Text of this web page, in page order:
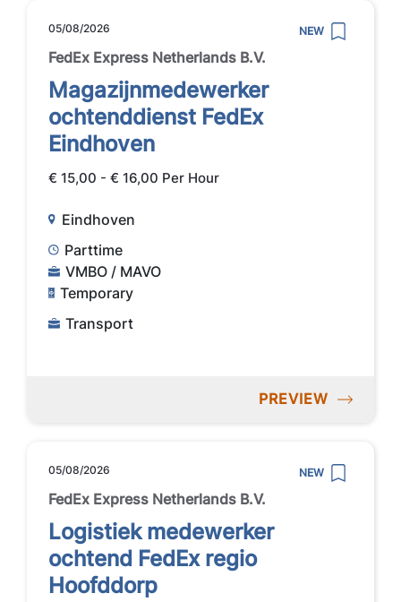
05/08/2026 NEW
FedEx Express Netherlands B.V.
Magazijnmedewerker
ochtenddienst FedEx
Eindhoven
€ 15,00 - € 16,00 Per Hour
Eindhoven
Parttime
VMBO / MAVO
Temporary
Transport
PREVIEW
05/08/2026 NEW
FedEx Express Netherlands B.V.
Logistiek medewerker
ochtend FedEx regio
Hoofddorp